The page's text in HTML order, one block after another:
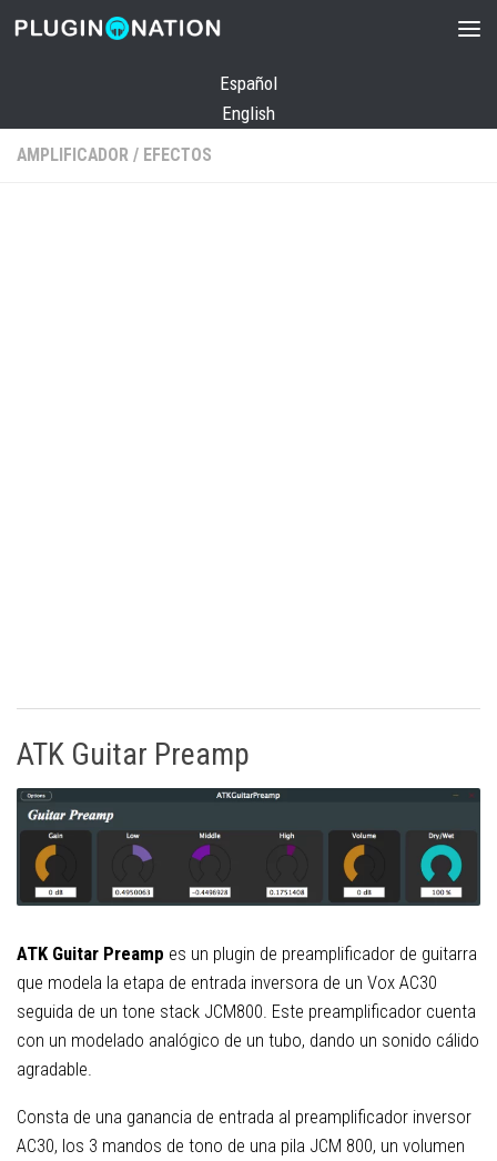
Saltar al contenido
Español
English
AMPLIFICADOR / EFECTOS
ATK Guitar Preamp
ATK Guitar Preamp es un plugin de preamplificador de guitarra
que modela la etapa de entrada inversora de un Vox AC30
seguida de un tone stack JCM800. Este preamplificador cuenta
con un modelado analógico de un tubo, dando un sonido cálido
agradable.
Consta de una ganancia de entrada al preamplificador inversor
AC30, los 3 mandos de tono de una pila JCM 800, un volumen